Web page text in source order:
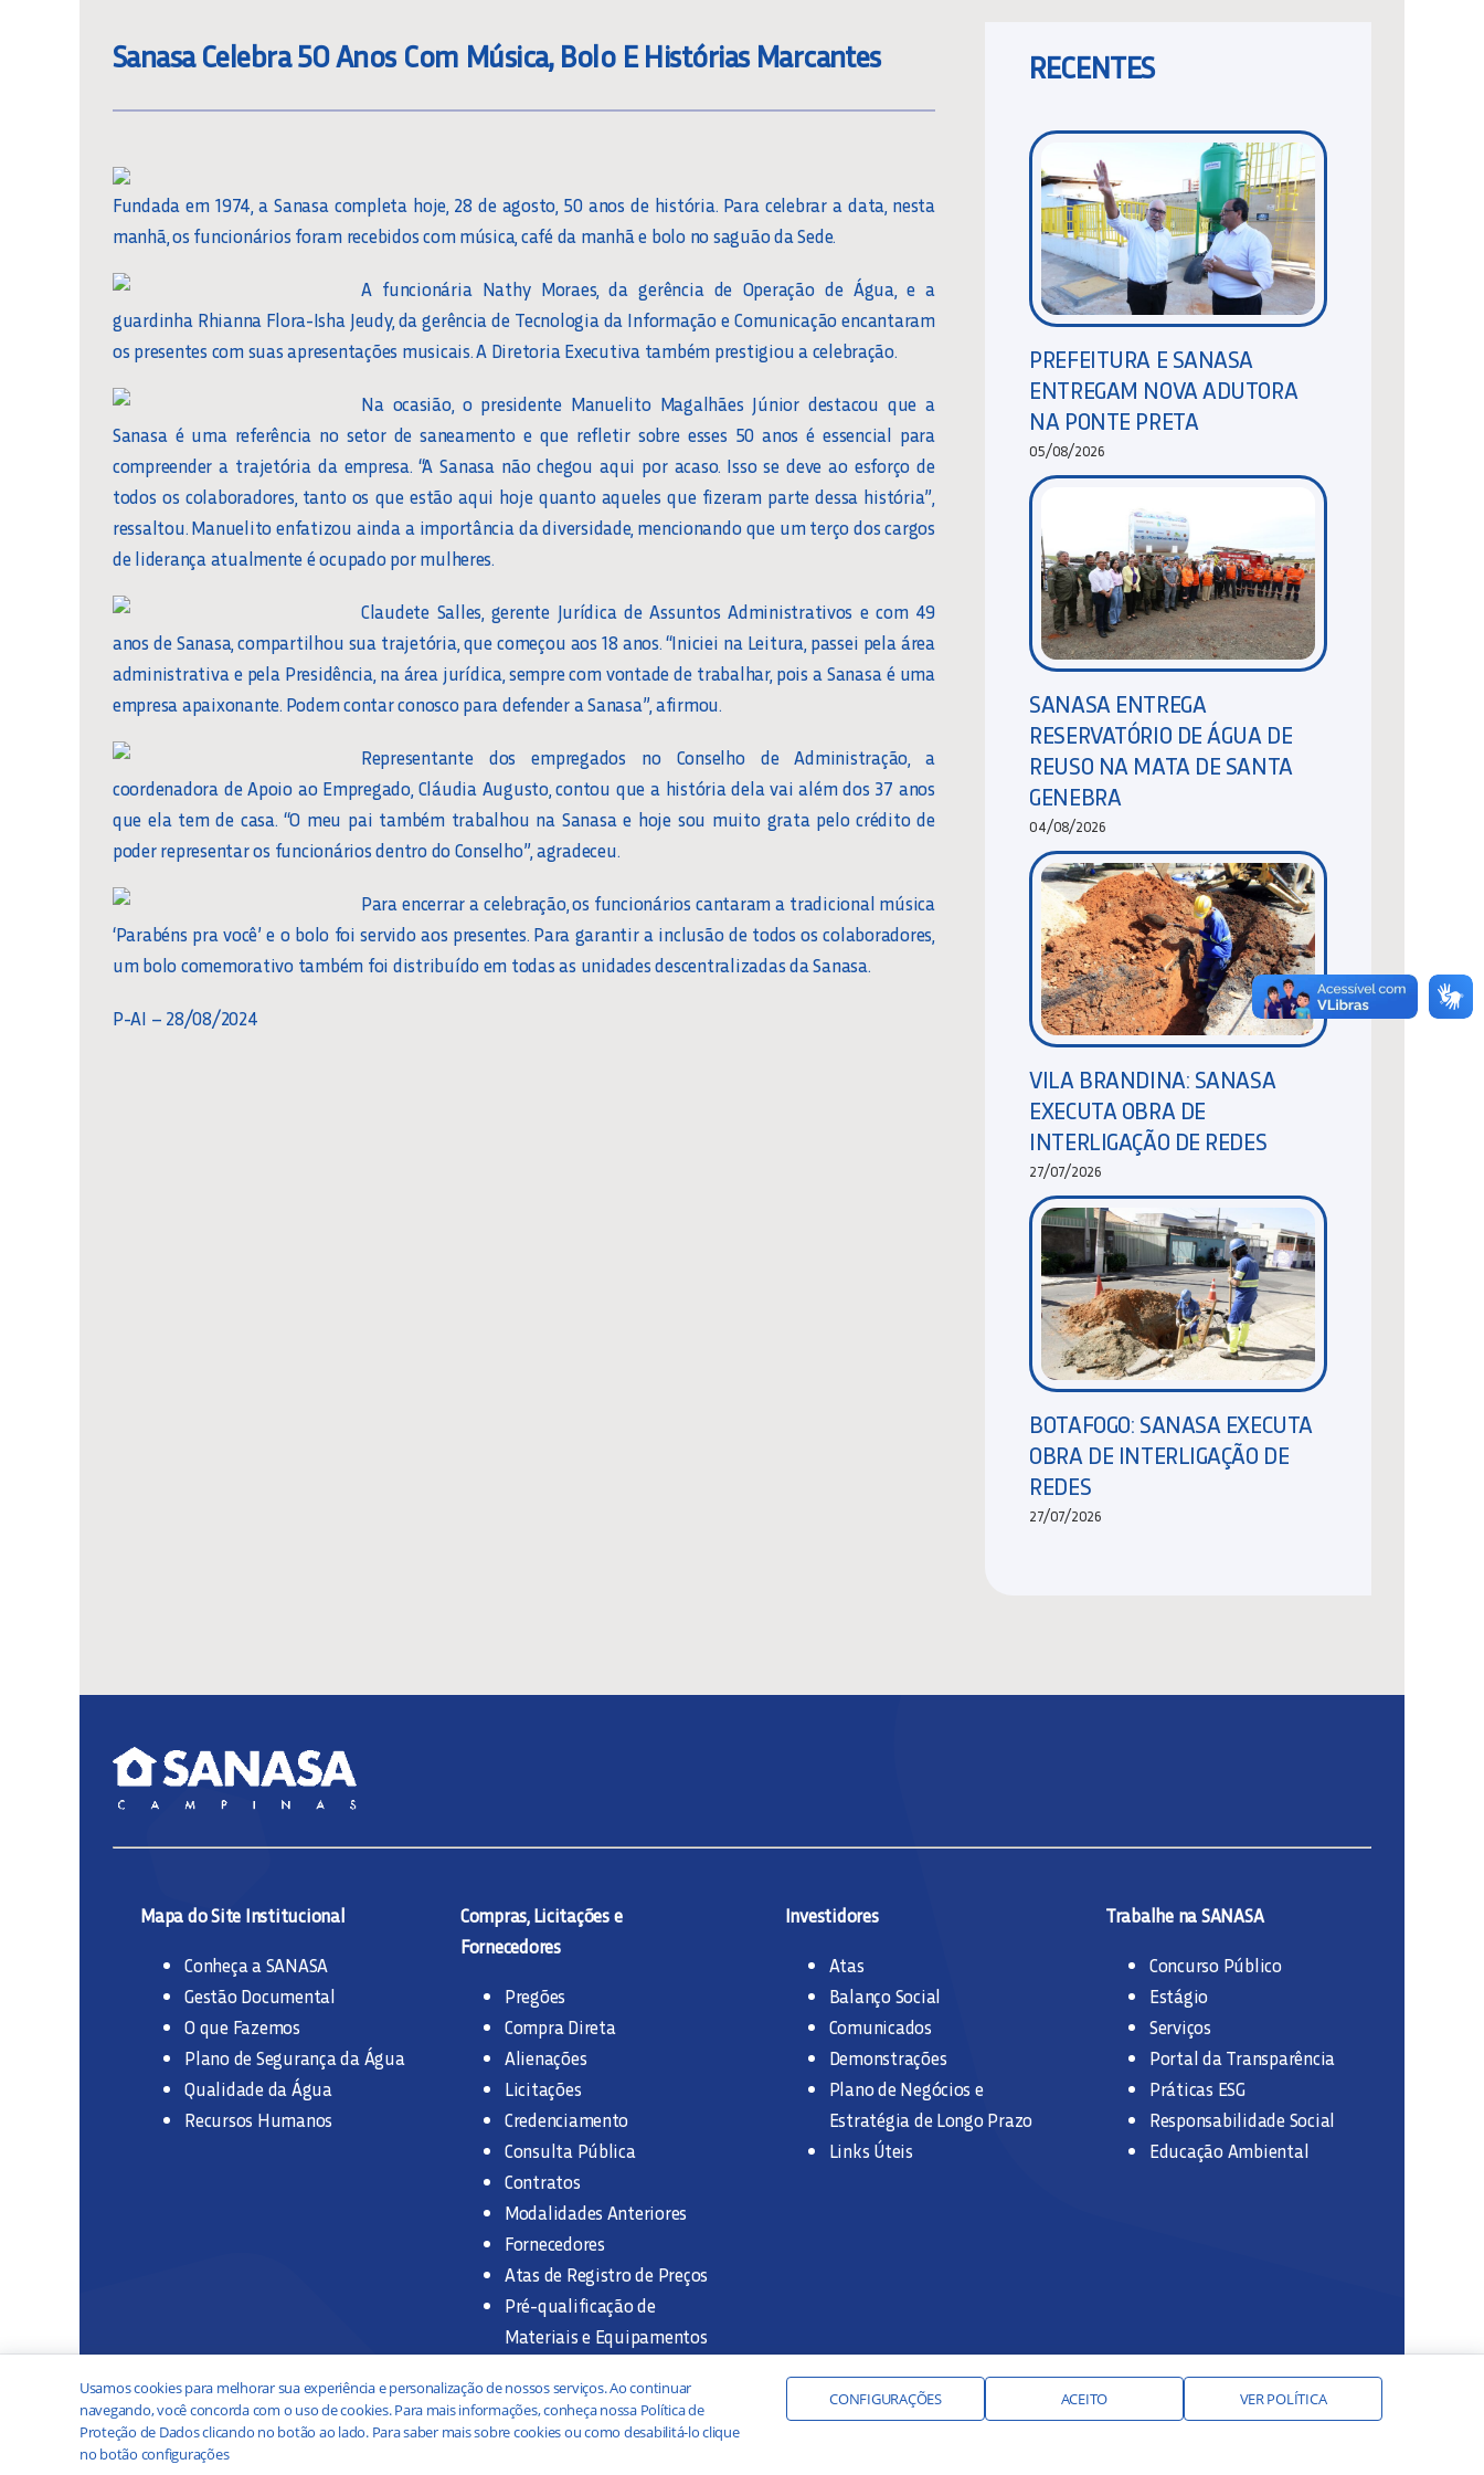
Sanasa Celebra 50 Anos Com Música, Bolo E Histórias Marcantes
Fundada em 1974, a Sanasa completa hoje, 28 de agosto, 50 anos de história. Para celebrar a data, nesta
manhã, os funcionários foram recebidos com música, café da manhã e bolo no saguão da Sede.
A funcionária Nathy Moraes, da gerência de Operação de Água, e a
guardinha Rhianna Flora-Isha Jeudy, da gerência de Tecnologia da Informação e Comunicação encantaram
os presentes com suas apresentações musicais. A Diretoria Executiva também prestigiou a celebração.
Na ocasião, o presidente Manuelito Magalhães Júnior destacou que a
Sanasa é uma referência no setor de saneamento e que refletir sobre esses 50 anos é essencial para
compreender a trajetória da empresa. “A Sanasa não chegou aqui por acaso. Isso se deve ao esforço de
todos os colaboradores, tanto os que estão aqui hoje quanto aqueles que fizeram parte dessa história”,
ressaltou. Manuelito enfatizou ainda a importância da diversidade, mencionando que um terço dos cargos
de liderança atualmente é ocupado por mulheres.
Claudete Salles, gerente Jurídica de Assuntos Administrativos e com 49
anos de Sanasa, compartilhou sua trajetória, que começou aos 18 anos. “Iniciei na Leitura, passei pela área
administrativa e pela Presidência, na área jurídica, sempre com vontade de trabalhar, pois a Sanasa é uma
empresa apaixonante. Podem contar conosco para defender a Sanasa”, afirmou.
Representante dos empregados no Conselho de Administração, a
coordenadora de Apoio ao Empregado, Cláudia Augusto, contou que a história dela vai além dos 37 anos
que ela tem de casa. “O meu pai também trabalhou na Sanasa e hoje sou muito grata pelo crédito de
poder representar os funcionários dentro do Conselho”, agradeceu.
Para encerrar a celebração, os funcionários cantaram a tradicional música
‘Parabéns pra você’ e o bolo foi servido aos presentes. Para garantir a inclusão de todos os colaboradores,
um bolo comemorativo também foi distribuído em todas as unidades descentralizadas da Sanasa.
P-AI – 28/08/2024
RECENTES
PREFEITURA E SANASA
ENTREGAM NOVA ADUTORA
NA PONTE PRETA
05/08/2026
SANASA ENTREGA
RESERVATÓRIO DE ÁGUA DE
REUSO NA MATA DE SANTA
GENEBRA
04/08/2026
VILA BRANDINA: SANASA
EXECUTA OBRA DE
INTERLIGAÇÃO DE REDES
27/07/2026
BOTAFOGO: SANASA EXECUTA
OBRA DE INTERLIGAÇÃO DE
REDES
27/07/2026
Mapa do Site Institucional
Conheça a SANASA
Gestão Documental
O que Fazemos
Plano de Segurança da Água
Qualidade da Água
Recursos Humanos
Compras, Licitações e
Fornecedores
Pregões
Compra Direta
Alienações
Licitações
Credenciamento
Consulta Pública
Contratos
Modalidades Anteriores
Fornecedores
Atas de Registro de Preços
Pré-qualificação de
Materiais e Equipamentos
Documentação Interna
Investidores
Atas
Balanço Social
Comunicados
Demonstrações
Plano de Negócios e
Estratégia de Longo Prazo
Links Úteis
Trabalhe na SANASA
Concurso Público
Estágio
Serviços
Portal da Transparência
Práticas ESG
Responsabilidade Social
Educação Ambiental
Usamos cookies para melhorar sua experiência e personalização de nossos serviços. Ao continuar
navegando, você concorda com o uso de cookies. Para mais informações, conheça nossa Política de
Proteção de Dados clicando no botão ao lado. Para saber mais sobre cookies ou como desabilitá-lo clique
no botão configurações
CONFIGURAÇÕES ACEITO VER POLÍTICA